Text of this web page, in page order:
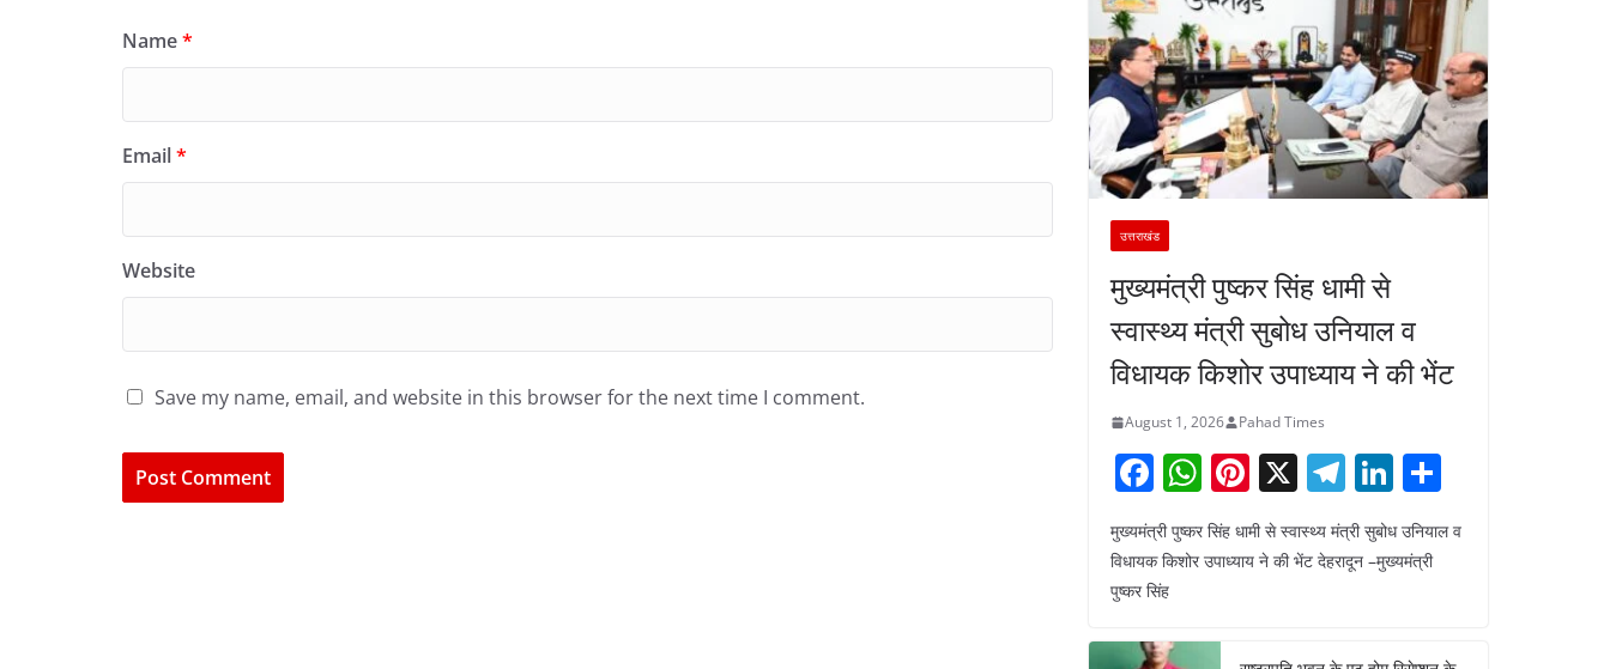
Name*
Email*
Website
Save my name, email, and website in this browser for the next time I comment.
उत्तराखंड
मुख्यमंत्री पुष्कर सिंह धामी से
स्वास्थ्य मंत्री सुबोध उनियाल व
विधायक किशोर उपाध्याय ने की भेंट
August 1, 2026 Pahad Times
F
a
c
e
W
h
at
Pi
nt
er
X T
el
e
gr
Li
n
k ar
मुख्यमंत्री पुष्कर सिंह धामी से स्वास्थ्य मंत्री सुबोध उनियाल व
विधायक किशोर उपाध्याय ने की भेंट देहरादून –मुख्यमंत्री
पुष्कर सिंह